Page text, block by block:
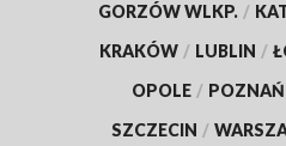
GORZÓW WLKP. /
KRAKÓW / LUBLIN /
OPOLE / POZNAŃ
SZCZECIN /